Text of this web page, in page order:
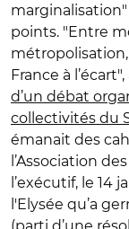
points. "Entre
France à
d’un débat
collectivités du
émanait des
l’Association
l’exécutif, le 14
l'Elysée qu’a
(parti d’une